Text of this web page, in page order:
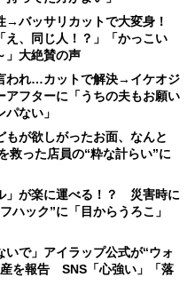
→バッサリカットで大変身！
え、同じ人！？」「かっこい
」大絶賛の声
われ…カットで解決→イケオジ
フターに「うちの夫もお願い
ない」
もが欲しがったお面、なんと
った店員の“粋な計らい”に
」が楽に運べる！？ 災害時に
ハック”に「目からうろこ」
いで」アイラップ公式が“ウォ
を報告 SNS「心強い」「落